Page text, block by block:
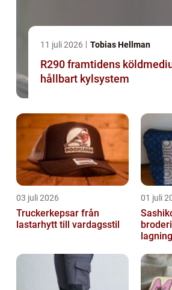
11 juli 2026 Tobias Hellman
R290 framtidens köldmedium i ett mer
hållbart kylsystem
03 juli 2026
Truckerkepsar från
lastarhytt till vardagsstil
01 juli
Sashiko